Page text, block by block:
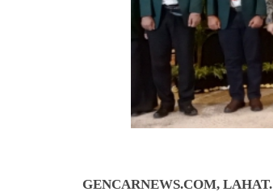
GENCARNEWS.COM, LAHAT.